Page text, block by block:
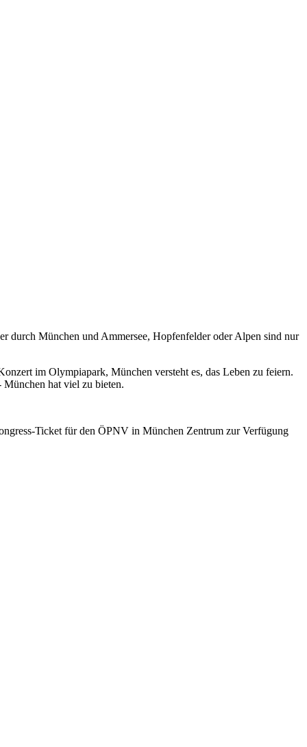
durch München und Ammersee, Hopfenfelder oder Alpen sind nur
im Olympiapark, München versteht es, das Leben zu feiern.
hat viel zu bieten.
Ticket für den ÖPNV in München Zentrum zur Verfügung